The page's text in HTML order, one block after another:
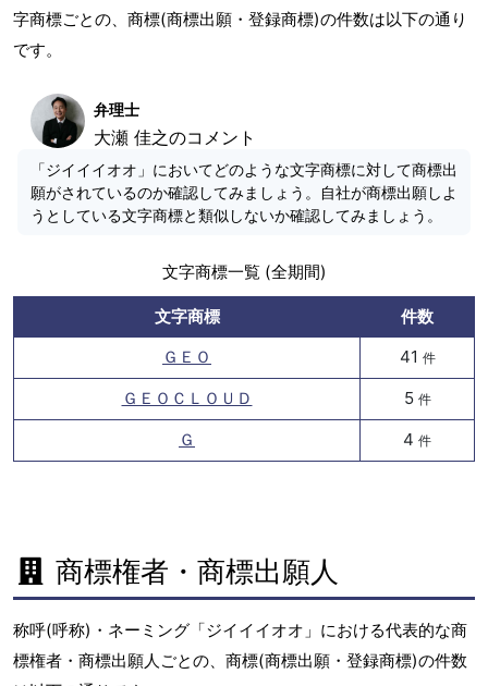
字商標ごとの、商標(商標出願・登録商標)の件数は以下の通り
です。
弁理士
大瀬 佳之のコメント
「ジイイイオオ」においてどのような文字商標に対して商標出
願がされているのか確認してみましょう。自社が商標出願しよ
うとしている文字商標と類似しないか確認してみましょう。
文字商標一覧 (全期間)
文字商標
件数
ＧＥＯ
41 件
ＧＥＯＣＬＯＵＤ 5 件
Ｇ 4 件
商標権者・商標出願人
称呼(呼称)・ネーミング「ジイイイオオ」における代表的な商
標権者・商標出願人ごとの、商標(商標出願・登録商標)の件数